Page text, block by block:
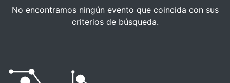
No encontramos ningún evento que coincida con sus
criterios de búsqueda.